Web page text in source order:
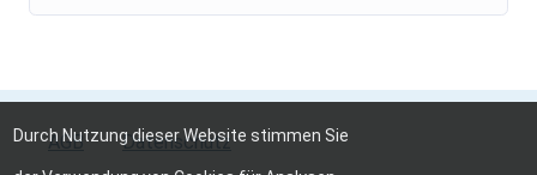
AGB Datenschutz
Durch Nutzung dieser Website stimmen Sie